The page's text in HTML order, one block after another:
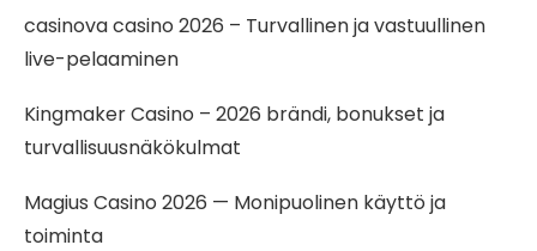
casinova casino 2026 – Turvallinen ja vastuullinen
live-pelaaminen
Kingmaker Casino – 2026 brändi, bonukset ja
turvallisuusnäkökulmat
Magius Casino 2026 — Monipuolinen käyttö ja
toiminta